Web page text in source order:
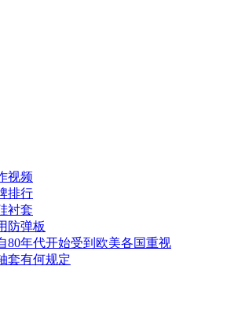
视频
排行
衬套
防弹板
80年代开始受到欧美各国重视
套有何规定